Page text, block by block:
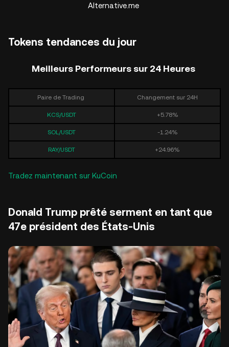
Alternative.me
Tokens tendances du jour
Meilleurs Performeurs sur 24 Heures
Paire de Trading Changement sur 24H
KCS/USDT +5.78%
SOL/USDT -1.24%
RAY/USDT +24.96%
Tradez maintenant sur KuCoin
Donald Trump prêté serment en tant que
47e président des États-Unis